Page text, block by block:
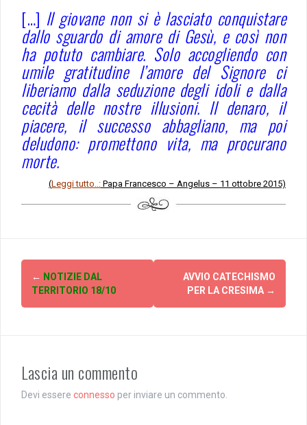
[…] Il giovane non si è lasciato conquistare
dallo sguardo di amore di Gesù, e così non
ha potuto cambiare. Solo accogliendo con
umile gratitudine l’amore del Signore ci
liberiamo dalla seduzione degli idoli e dalla
cecità delle nostre illusioni. Il denaro, il
piacere, il successo abbagliano, ma poi
deludono: promettono vita, ma procurano
morte.
(Leggi tutto..: Papa Francesco – Angelus – 11 ottobre 2015)
Post
navigation
← NOTIZIE DAL
TERRITORIO 18/10
AVVIO CATECHISMO
PER LA CRESIMA →
Lascia un commento
Devi essere connesso per inviare un commento.